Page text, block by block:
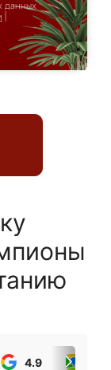
данных
4.9